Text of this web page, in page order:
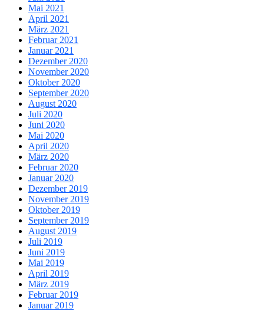
Mai 2021
April 2021
März 2021
Februar 2021
Januar 2021
Dezember 2020
November 2020
Oktober 2020
September 2020
August 2020
Juli 2020
Juni 2020
Mai 2020
April 2020
März 2020
Februar 2020
Januar 2020
Dezember 2019
November 2019
Oktober 2019
September 2019
August 2019
Juli 2019
Juni 2019
Mai 2019
April 2019
März 2019
Februar 2019
Januar 2019